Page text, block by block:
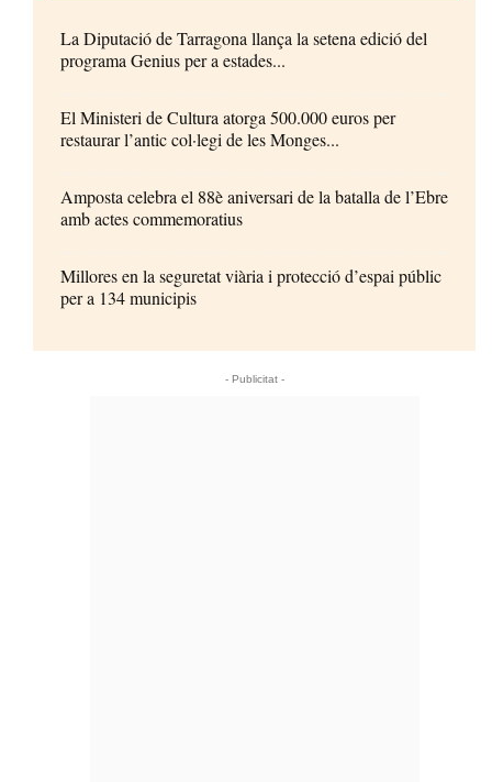
La Diputació de Tarragona llança la setena edició del
programa Genius per a estades...
El Ministeri de Cultura atorga 500.000 euros per
restaurar l’antic col·legi de les Monges...
Amposta celebra el 88è aniversari de la batalla de l’Ebre
amb actes commemoratius
Millores en la seguretat viària i protecció d’espai públic
per a 134 municipis
- Publicitat -